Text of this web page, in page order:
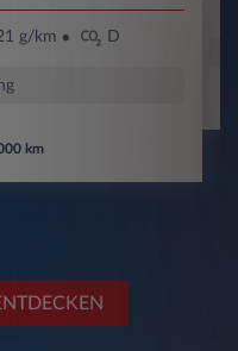
g/km D
km